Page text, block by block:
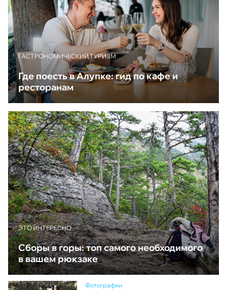
ГАСТРОНОМИЧЕСКИЙ ТУРИЗМ
Где поесть в Алупке: гид по кафе и
ресторанам
ЭТО ИНТЕРЕСНО
Сборы в горы: топ самого необходимого
в вашем рюкзаке
Фотографии